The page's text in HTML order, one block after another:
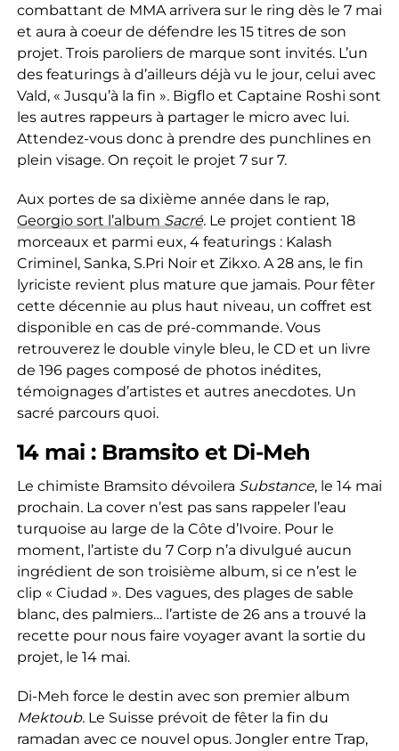
combattant de MMA arrivera sur le ring dès le 7 mai
et aura à coeur de défendre les 15 titres de son
projet. Trois paroliers de marque sont invités. L’un
des featurings à d’ailleurs déjà vu le jour, celui avec
Vald, « Jusqu’à la fin ».Bigflo et Captaine Roshi sont
les autres rappeurs à partager le micro avec lui.
Attendez-vous donc à prendre des punchlines en
plein visage. On reçoit le projet 7 sur 7.
Aux portes de sa dixième année dans le rap,
Georgio sort l’album Sacré. Le projet contient 18
morceaux et parmi eux, 4 featurings : Kalash
Criminel, Sanka, S.Pri Noir et Zikxo. A 28 ans, le fin
lyriciste revient plus mature que jamais. Pour fêter
cette décennie au plus haut niveau, un coffret est
disponible en cas de pré-commande. Vous
retrouverez le double vinyle bleu, le CD et un livre
de 196 pages composé de photos inédites,
témoignages d’artistes et autres anecdotes. Un
sacré parcours quoi.
14 mai : Bramsito et Di-Meh
Le chimiste Bramsito dévoilera Substance, le 14 mai
prochain. La cover n’est pas sans rappeler l’eau
turquoise au large de la Côte d’Ivoire. Pour le
moment, l’artiste du 7 Corp n’a divulgué aucun
ingrédient de son troisième album, si ce n’est le
clip « Ciudad ». Des vagues, des plages de sable
blanc, des palmiers… l’artiste de 26 ans a trouvé la
recette pour nous faire voyager avant la sortie du
projet, le 14 mai.
Di-Meh force le destin avec son premier album
Mektoub. Le Suisse prévoit de fêter la fin du
ramadan avec ce nouvel opus. Jongler entre Trap,